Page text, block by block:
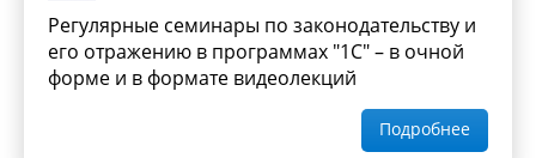
Регулярные семинары по законодательству и
его отражению в программах "1С" – в очной
форме и в формате видеолекций
Подробнее